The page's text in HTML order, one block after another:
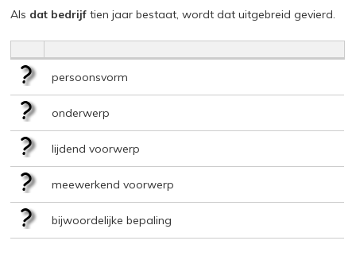
Als dat bedrijf tien jaar bestaat, wordt dat uitgebreid gevierd.
persoonsvorm
onderwerp
lijdend voorwerp
meewerkend voorwerp
bijwoordelijke bepaling